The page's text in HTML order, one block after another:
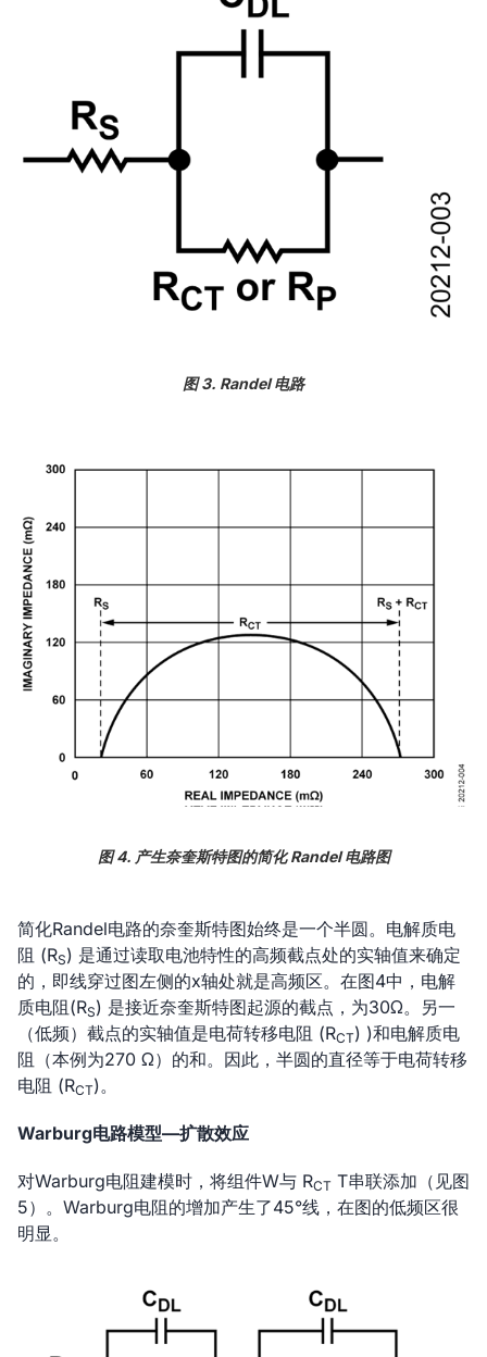
图 3. Randel 电路
图 4. 产生奈奎斯特图的简化 Randel 电路图
简化Randel电路的奈奎斯特图始终是一个半圆。电解质电
阻 (RS) 是通过读取电池特性的高频截点处的实轴值来确定
的，即线穿过图左侧的x轴处就是高频区。在图4中，电解
质电阻(RS) 是接近奈奎斯特图起源的截点，为30Ω。另一
（低频）截点的实轴值是电荷转移电阻 (RCT) )和电解质电
阻（本例为270 Ω）的和。因此，半圆的直径等于电荷转移
电阻 (RCT)。
Warburg电路模型—扩散效应
对Warburg电阻建模时，将组件W与 RCT T串联添加（见图
5）。Warburg电阻的增加产生了45°线，在图的低频区很
明显。